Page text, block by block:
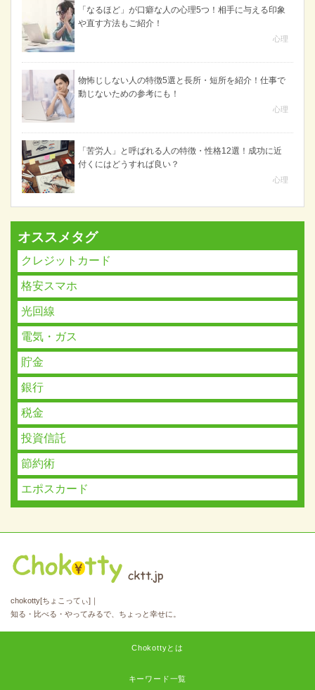
「なるほど」が口癖な人の心理5つ！相手に与える印象
や直す方法もご紹介！
心理
物怖じしない人の特徴5選と長所・短所を紹介！仕事で
動じないための参考にも！
心理
「苦労人」と呼ばれる人の特徴・性格12選！成功に近
付くにはどうすれば良い？
心理
オススメタグ
クレジットカード
格安スマホ
光回線
電気・ガス
貯金
銀行
税金
投資信託
節約術
エポスカード
chokotty[ちょこってぃ]｜
知る・比べる・やってみるで、ちょっと幸せに。
Chokottyとは
キーワード一覧